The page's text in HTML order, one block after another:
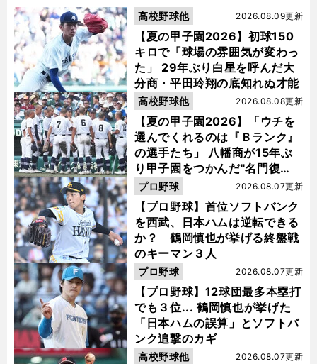
【夏の甲子園2026】初球150
キロで「球場の雰囲気が変わっ
た」 29年ぶり白星を呼んだ大
分商・平田玲翔の底知れぬ才能
2026.08.09更新
高校野球他
【夏の甲子園2026】「ウチを
選んでくれるのは『Ｂランク』
の選手たち」 八幡商が15年ぶ
り甲子園をつかんだ"名門復
活"の舞台裏
2026.08.08更新
高校野球他
【プロ野球】首位ソフトバンク
を西武、日本ハムは逆転できる
か？ 鶴岡慎也が挙げる終盤戦
のキーマン３人
2026.08.07更新
プロ野球
【プロ野球】12球団最多本塁打
でも３位... 鶴岡慎也が挙げた
「日本ハムの誤算」とソフトバ
ンク追撃のカギ
2026.08.07更新
プロ野球
2026.08.07更新
高校野球他